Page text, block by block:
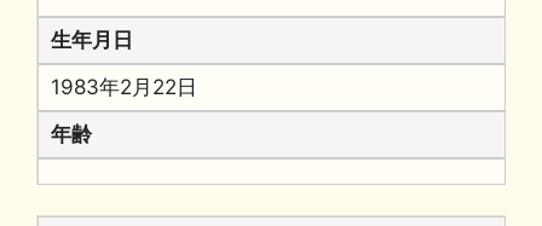
生年月日
1983年2月22日
年齢